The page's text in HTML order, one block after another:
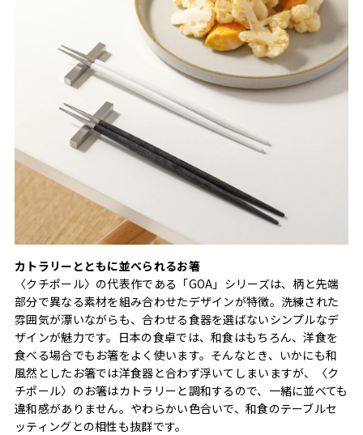
カトラリーとともに並べられるお箸
〈クチポール〉の代表作である「GOA」シリーズは、柄と先端
部分で異なる素材を組み合わせたデザインが特徴。洗練された
雰囲気が漂いながらも、合わせる食器を選ばないシンプルなデ
ザインが魅力です。日本の食卓では、和食はもちろん、洋食を
食べる場合でもお箸をよく使います。そんなとき、いかにも和
風然としたお箸では洋食器と合わず浮いてしまいますが、〈ク
チポール〉のお箸はカトラリーと調和するので、一緒に並べても
違和感がありません。やわらかい色合いで、和食のテーブルセ
ッティングとの相性も抜群です。